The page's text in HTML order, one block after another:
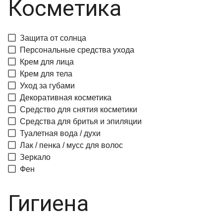
Косметика
Защита от солнца
Персональные средства ухода
Крем для лица
Крем для тела
Уход за губами
Декоративная косметика
Средство для снятия косметики
Средства для бритья и эпиляции
Туалетная вода / духи
Лак / пенка / мусс для волос
Зеркало
Фен
Гигиена